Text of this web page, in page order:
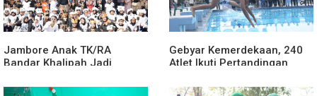
Jambore Anak TK/RA
Bandar Khalipah Jadi
Gebyar Kemerdekaan, 240
Atlet Ikuti Pertandingan